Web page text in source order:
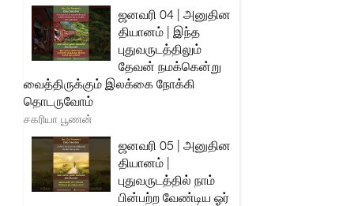
ஜனவரி 04 | அனுதின
தியானம் | இந்த
புதுவருடத்திலும்
தேவன் நமக்கென்று
வைத்திருக்கும் இலக்கை நோக்கி
தொடருவோம்
சகரியா பூணன்
ஜனவரி 05 | அனுதின
தியானம் |
புதுவருடத்தில் நாம்
பின்பற்ற வேண்டிய ஓர்